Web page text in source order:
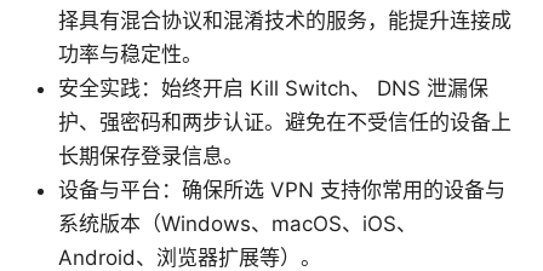
择具有混合协议和混淆技术的服务，能提升连接成
功率与稳定性。
安全实践：始终开启 Kill Switch、 DNS 泄漏保
护、强密码和两步认证。避免在不受信任的设备上
长期保存登录信息。
设备与平台：确保所选 VPN 支持你常用的设备与
系统版本（Windows、macOS、iOS、
Android、浏览器扩展等）。